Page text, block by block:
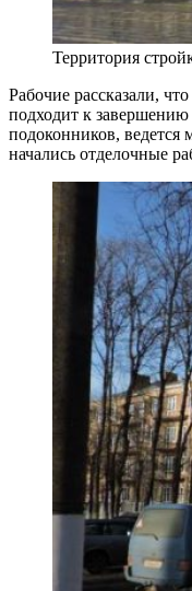
Территория
Рабочие рассказали,
подходит к
подоконников, ведется
начались отделочные